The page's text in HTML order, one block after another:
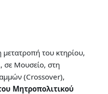
μετατροπή του κτηρίου,
σε Μουσείο, στη
(Crossover),
Μητροπολιτικού